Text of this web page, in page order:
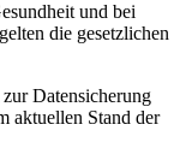
und bei
die gesetzlichen
Datensicherung
aktuellen Stand der